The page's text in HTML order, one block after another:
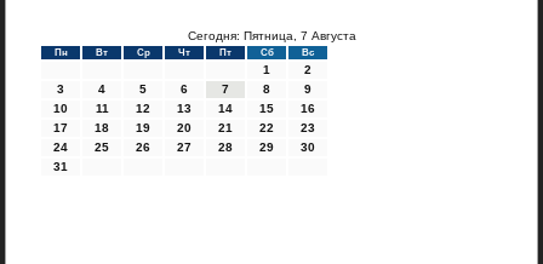
Сегодня: Пятница, 7 Августа
Пн Вт Ср Чт Пт Сб Вс
1
2
3
4 5 6 7 8
9
10
11 12 13 14 15
16
17
18 19 20 21 22
23
24
25 26 27 28 29
30
31